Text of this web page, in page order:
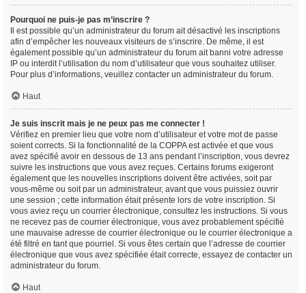
Pourquoi ne puis-je pas m’inscrire ?
Il est possible qu’un administrateur du forum ait désactivé les inscriptions
afin d’empêcher les nouveaux visiteurs de s’inscrire. De même, il est
également possible qu’un administrateur du forum ait banni votre adresse
IP ou interdit l’utilisation du nom d’utilisateur que vous souhaitez utiliser.
Pour plus d’informations, veuillez contacter un administrateur du forum.
Haut
Je suis inscrit mais je ne peux pas me connecter !
Vérifiez en premier lieu que votre nom d’utilisateur et votre mot de passe
soient corrects. Si la fonctionnalité de la COPPA est activée et que vous
avez spécifié avoir en dessous de 13 ans pendant l’inscription, vous devrez
suivre les instructions que vous avez reçues. Certains forums exigeront
également que les nouvelles inscriptions doivent être activées, soit par
vous-même ou soit par un administrateur, avant que vous puissiez ouvrir
une session ; cette information était présente lors de votre inscription. Si
vous aviez reçu un courrier électronique, consultez les instructions. Si vous
ne recevez pas de courrier électronique, vous avez probablement spécifié
une mauvaise adresse de courrier électronique ou le courrier électronique a
été filtré en tant que pourriel. Si vous êtes certain que l’adresse de courrier
électronique que vous avez spécifiée était correcte, essayez de contacter un
administrateur du forum.
Haut